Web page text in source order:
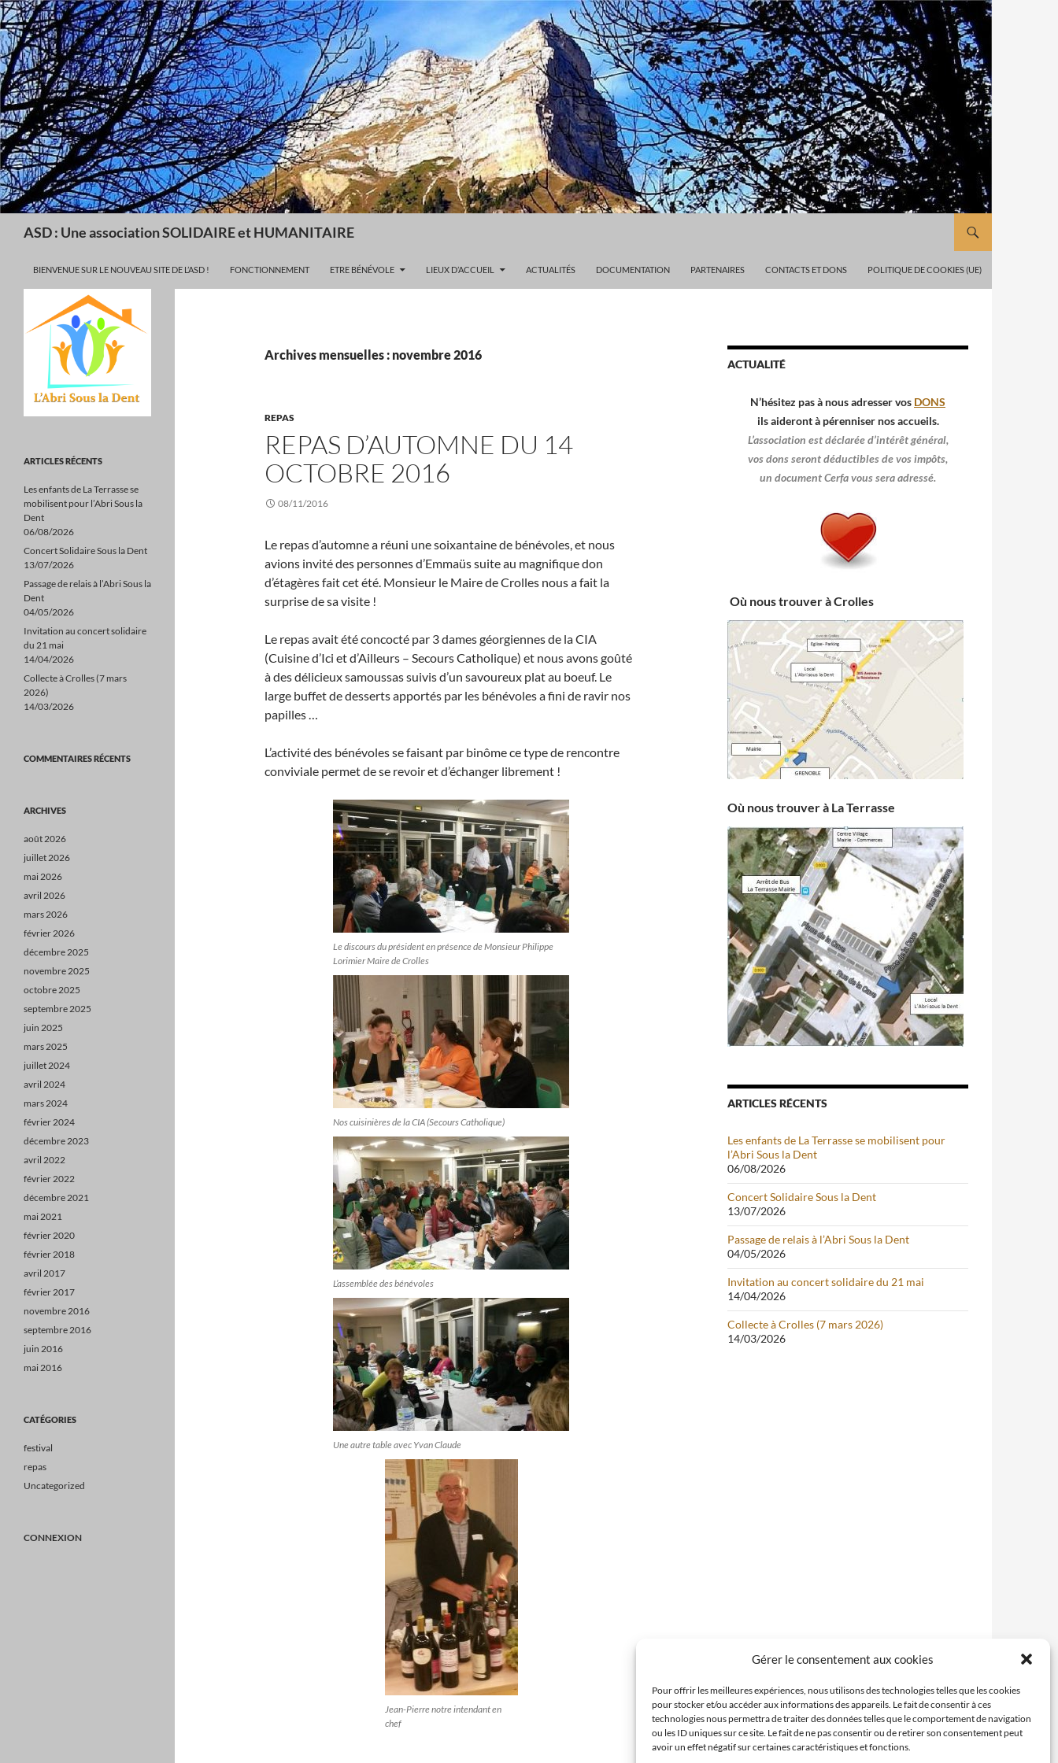
Gérer le consentement aux cookies
Pour offrir les meilleures expériences, nous utilisons des technologies telles que les cookies
pour stocker et/ou accéder aux informations des appareils. Le fait de consentir à ces
technologies nous permettra de traiter des données telles que le comportement de navigation
ou les ID uniques sur ce site. Le fait de ne pas consentir ou de retirer son consentement peut
avoir un effet négatif sur certaines caractéristiques et fonctions.
ASD : Une association SOLIDAIRE et HUMANITAIRE
BIENVENUE SUR LE NOUVEAU SITE DE L’ASD !
FONCTIONNEMENT ETRE BÉNÉVOLE LIEUX D’ACCUEIL ACTUALITÉS DOCUMENTATION PARTENAIRES CONTACTS ET DONS POLITIQUE DE COOKIES (UE)
Archives mensuelles : novembre 2016
REPAS
REPAS D’AUTOMNE DU 14
OCTOBRE 2016
08/11/2016
Le repas d’automne a réuni une soixantaine de bénévoles, et nous
avions invité des personnes d’Emmaüs suite au magnifique don
d’étagères fait cet été. Monsieur le Maire de Crolles nous a fait la
surprise de sa visite !
Le repas avait été concocté par 3 dames géorgiennes de la CIA
(Cuisine d’Ici et d’Ailleurs – Secours Catholique) et nous avons goûté
à des délicieux samoussas suivis d’un savoureux plat au boeuf. Le
large buffet de desserts apportés par les bénévoles a fini de ravir nos
papilles …
L’activité des bénévoles se faisant par binôme ce type de rencontre
conviviale permet de se revoir et d’échanger librement !
Le discours du président en présence de Monsieur Philippe
Lorimier Maire de Crolles
Nos cuisinières de la CIA (Secours Catholique)
L’assemblée des bénévoles
Une autre table avec Yvan Claude
Jean-Pierre notre intendant en
chef
ACTUALITÉ
N’hésitez pas à nous adresser vos DONS
ils aideront à pérenniser nos accueils.
L’association est déclarée d’intérêt général,
vos dons seront déductibles de vos impôts,
un document Cerfa vous sera adressé.
Où nous trouver à Crolles
Où nous trouver à La Terrasse
ARTICLES RÉCENTS
Les enfants de La Terrasse se mobilisent pour
l’Abri Sous la Dent
06/08/2026
Concert Solidaire Sous la Dent
13/07/2026
Passage de relais à l’Abri Sous la Dent
04/05/2026
Invitation au concert solidaire du 21 mai
14/04/2026
Collecte à Crolles (7 mars 2026)
14/03/2026
ARTICLES RÉCENTS
Les enfants de La Terrasse se
mobilisent pour l’Abri Sous la
Dent
06/08/2026
Concert Solidaire Sous la Dent
13/07/2026
Passage de relais à l’Abri Sous la
Dent
04/05/2026
Invitation au concert solidaire
du 21 mai
14/04/2026
Collecte à Crolles (7 mars
2026)
14/03/2026
COMMENTAIRES RÉCENTS
ARCHIVES
août 2026
juillet 2026
mai 2026
avril 2026
mars 2026
février 2026
décembre 2025
novembre 2025
octobre 2025
septembre 2025
juin 2025
mars 2025
juillet 2024
avril 2024
mars 2024
février 2024
décembre 2023
avril 2022
février 2022
décembre 2021
mai 2021
février 2020
février 2018
avril 2017
février 2017
novembre 2016
septembre 2016
juin 2016
mai 2016
CATÉGORIES
festival
repas
Uncategorized
CONNEXION